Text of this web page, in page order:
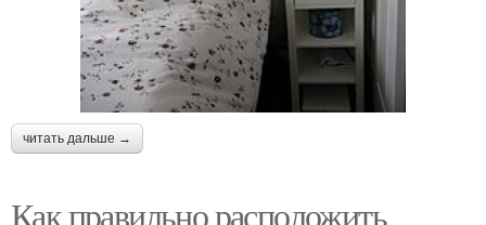
читать дальше →
Как правильно расположить